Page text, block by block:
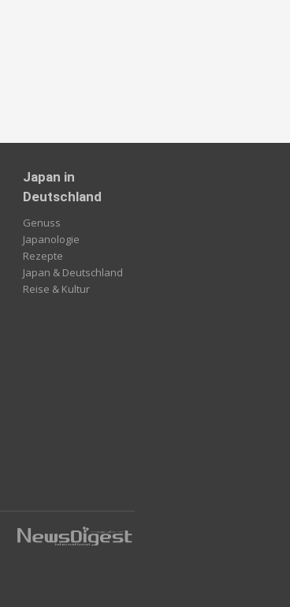
Japan in
Deutschland
Genuss
Japanologie
Rezepte
Japan & Deutschland
Reise & Kultur